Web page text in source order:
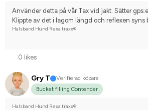
Använder detta på vår Tax vid jakt. Sätter
Klippte av det i lagom längd och reflexen syns
Halsband Hund Rexa traxx®
0 likes
Gry T
Verifierad köpare
Bucket filling Contender
Halsband Hund Rexa traxx®